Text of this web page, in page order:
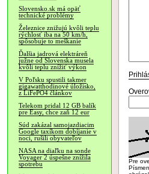
Slovensko.sk má opäť
technické problémy
Železnice znižujú kvôli teplu
rýchlosť iba na 50 km/h,
spôsobuje to meškanie
Ďalšia jadrová elektráreň
južne od Slovenska musela
kvôli teplu znížiť výkon
V Poľsku spustili takmer
gigawatthodinové úložisko,
z LiFePO4 článkov
Telekom pridal 12 GB balík
pre Easy, chce zaň 12 eur
Súd zakázal samojazdiacim
Google taxíkom dobíjanie v
noci, rušili obyvateľov
NASA na diaľku na sonde
Voyager 2 úspešne znížila
spotrebu
Pre